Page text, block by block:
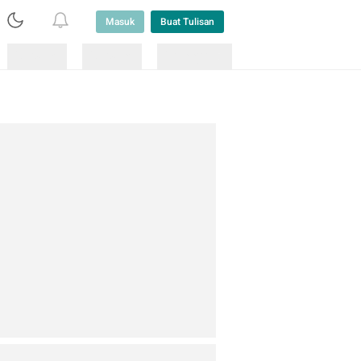
Masuk Buat Tulisan